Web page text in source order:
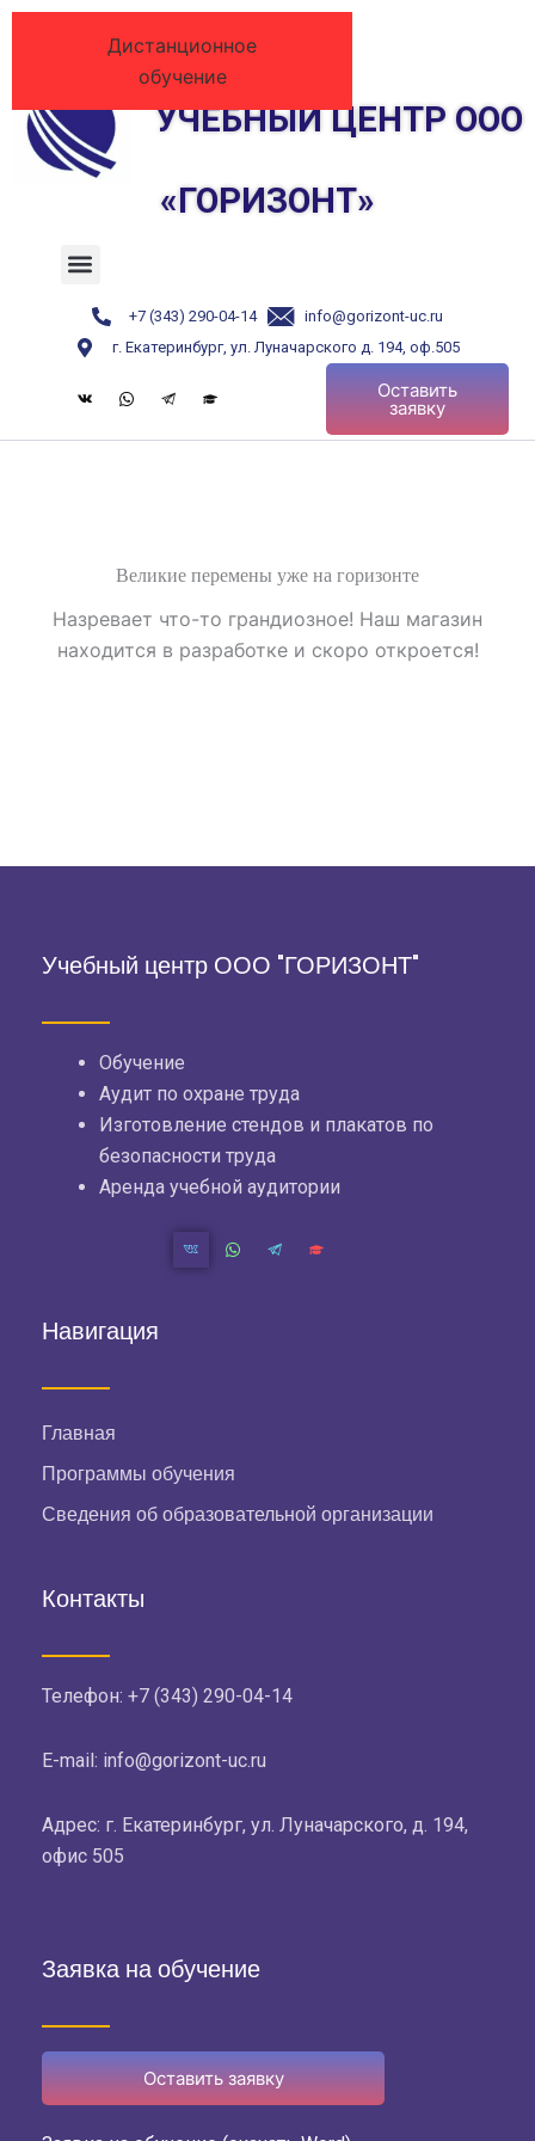
Перейти
Дистанционное
обучение
УЧЕБНЫЙ ЦЕНТР ООО
«ГОРИЗОНТ»
Menu
+7 (343) 290-04-14
info@gorizont-uc.ru
г. Екатеринбург, ул. Луначарского д. 194, оф.505
Оставить
заявку
Великие перемены уже на горизонте
Назревает что-то грандиозное! Наш магазин
находится в разработке и скоро откроется!
Учебный центр ООО "ГОРИЗОНТ"
Обучение
Аудит по охране труда
Изготовление стендов и плакатов по
безопасности труда
Аренда учебной аудитории
Навигация
Главная
Программы обучения
Сведения об образовательной организации
Контакты
Телефон: +7 (343) 290-04-14
E-mail: info@gorizont-uc.ru
Адрес: г. Екатеринбург, ул. Луначарского, д. 194,
офис 505
Заявка на обучение
Оставить заявку